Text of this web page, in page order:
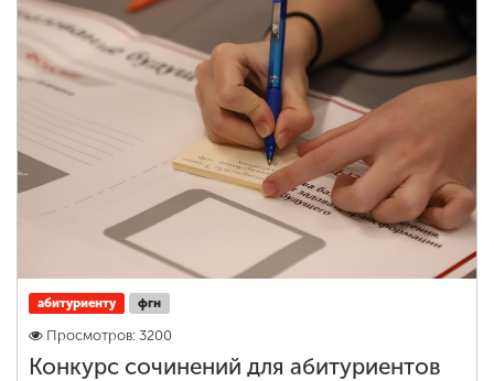
абитуриенту фгн
Просмотров: 3200
Конкурс сочинений для абитуриентов